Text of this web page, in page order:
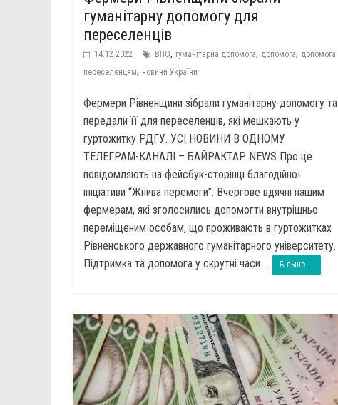
гуманітарну допомогу для
переселенців
14.12.2022 ВПО, гуманітарна допомога, допомога, допомога
переселенцям, новини України
Фермери Рівненщини зібрали гуманітарну допомогу та
передали її для переселенців, які мешкають у
гуртожитку РДГУ. УСІ НОВИНИ В ОДНОМУ
ТЕЛЕГРАМ-КАНАЛІ – БАЙРАКТАР NEWS Про це
повідомляють на фейсбук-сторінці благодійної
ініціативи “Жнива перемоги”: Вчергове вдячні нашим
фермерам, які зголосились допомогти внутрішньо
переміщеним особам, що проживають в гуртожитках
Рівненського державного гуманітарного університету.
Підтримка та допомога у скрутні часи ...
Більше ...